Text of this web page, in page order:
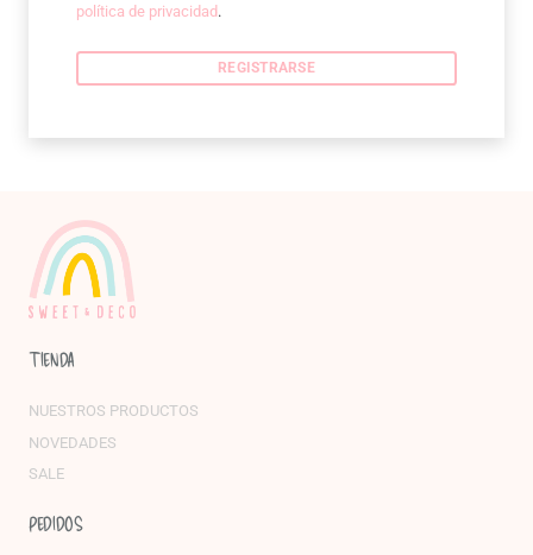
política de privacidad.
REGISTRARSE
TIENDA
NUESTROS PRODUCTOS
NOVEDADES
SALE
PEDIDOS